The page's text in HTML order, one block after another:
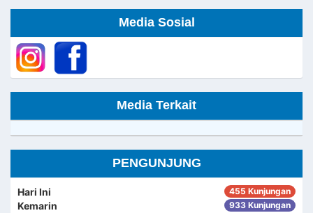
Media Sosial
Media Terkait
PENGUNJUNG
Hari Ini 455 Kunjungan
Kemarin 933 Kunjungan